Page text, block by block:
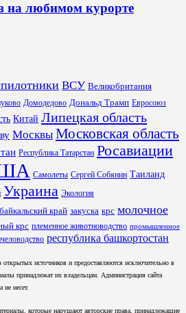
на любимом курорте
ВСУ Великобритания
Домодедово Дональд Трамп Евросоюз
Китай Липецкая область
Москвы Московская область
Республика Татарстан Росавиации
Самолеты Сергей Собянин Таиланд
Украина Экология
край закуска крс молочное
крс племенное животноводство промышленное
республика башкортостан
открытых источников и предоставляются исключительно в
принадлежат их владельцам. Администрация сайта
не несет.
которые нарушают авторские права, принадлежащие